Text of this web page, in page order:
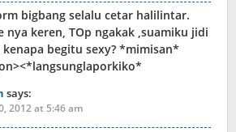
bigbang selalu cetar halilintar.
nya keren, TOp ngakak ,suamiku jidi
begitu sexy? *mimisan*
says:
2012 at 5:46 am